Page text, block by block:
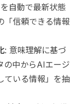
自動で最新状態
「信頼できる情報
: 意味理解に基づ
の中からAIエージ
ている情報」を抽